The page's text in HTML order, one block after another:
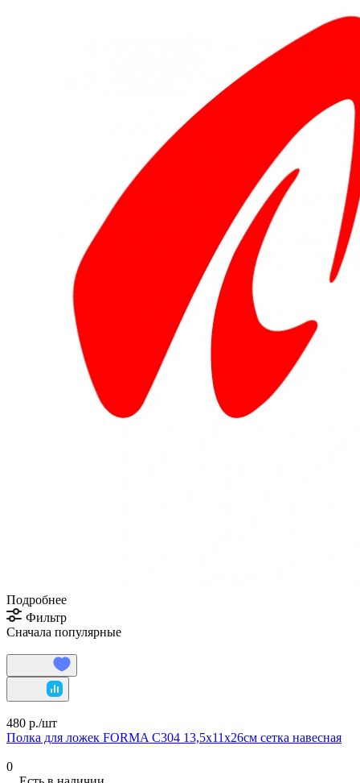
Подробнее
Фильтр
Сначала популярные
480 р./шт
Полка для ложек FORMA C304 13,5х11х26см сетка навесная
0